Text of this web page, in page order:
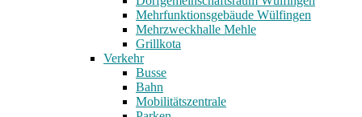
Mehrfunktionsgebäude Wülfingen
Mehrzweckhalle Mehle
Grillkota
Verkehr
Busse
Bahn
Mobilitätszentrale